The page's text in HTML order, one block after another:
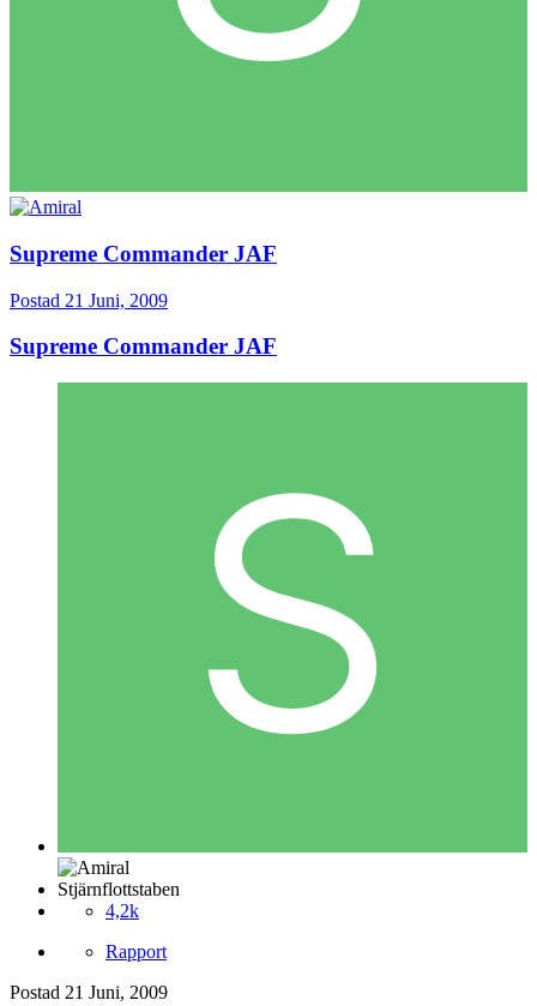
Supreme Commander JAF
Postad 21 Juni, 2009
Supreme Commander JAF
Stjärnflottstaben
4,2k
Rapport
Postad 21 Juni, 2009